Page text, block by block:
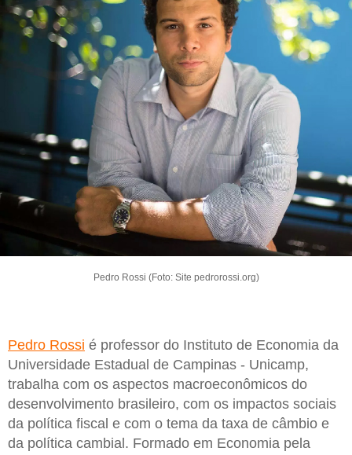
Pedro Rossi (Foto: Site pedrorossi.org)
Pedro Rossi é professor do Instituto de Economia da
Universidade Estadual de Campinas - Unicamp,
trabalha com os aspectos macroeconômicos do
desenvolvimento brasileiro, com os impactos sociais
da política fiscal e com o tema da taxa de câmbio e
da política cambial. Formado em Economia pela